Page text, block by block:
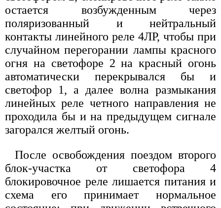
остается возбужденным через
поляризованный и нейтральный
контакты линейного реле 4ЛР, чтобы при
случайном перегорании лампы красного
огня на светофоре 2 на красный огонь
автоматически перекрывался бы и
светофор 1, а далее волна размыкания
линейных реле четного направления не
проходила бы и на предыдущем сигнале
загорался желтый огонь.
После освобождения поездом второго
блок-участка от светофора 4
блокировочное реле лишается питания и
схема его принимает нормальное